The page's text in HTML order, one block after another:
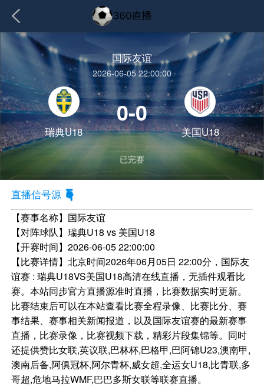
国际友谊
2026-06-05 22:00:00
瑞典U18
0-0
美国U18
已完赛
直播信号源
【赛事名称】 国际友谊
【对阵球队】瑞典U18 vs 美国U18
【开赛时间】2026-06-05 22:00:00
【比赛详情】北京时间2026年06月05日 22:00分，国际友
谊赛 : 瑞典U18VS美国U18高清在线直播，无插件观看比
赛。本站同步官方直播源准时直播，比赛数据实时更新。
比赛结束后可以在本站查看比赛全程录像、比赛比分、赛
事结果、赛事相关新闻报道，以及国际友谊赛的最新赛事
直播，比赛录像，比赛视频下载，精彩片段集锦等。同时
还提供赞比女联,英议联,巴林杯,巴格甲,巴阿锦U23,澳南甲,
澳南后备,阿俱冠杯,阿尔青杯,威女超,全运女U18,比青联,多
哥超,危地马拉WMF,巴巴多斯女联等联赛直播。